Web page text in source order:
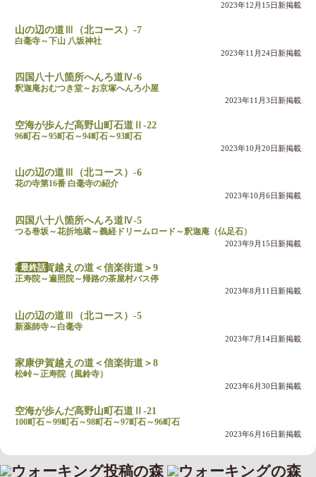
2023年12月15日新掲載
山の辺の道Ⅲ（北コース）-7
白毫寺～下山 八坂神社
2023年11月24日新掲載
四国八十八箇所へんろ道Ⅳ-6
釈迦庵おむつき堂～お京塚へんろ小屋
2023年11月3日新掲載
空海が歩んだ高野山町石道Ⅱ-22
96町石～95町石～94町石～93町石
2023年10月20日新掲載
山の辺の道Ⅲ（北コース）-6
花の寺第16番 白毫寺の紹介
2023年10月6日新掲載
四国八十八箇所へんろ道Ⅳ-5
つる巻坂～花折地蔵～義経ドリームロード～釈迦庵（仏足石）
2023年9月15日新掲載
最終話
家康伊賀越えの道＜信楽街道＞9
正寿院～遍照院～帰路の茶屋村バス停
2023年8月11日新掲載
山の辺の道Ⅲ（北コース）-5
新薬師寺～白毫寺
2023年7月14日新掲載
家康伊賀越えの道＜信楽街道＞8
松峠～正寿院（風鈴寺）
2023年6月30日新掲載
空海が歩んだ高野山町石道Ⅱ-21
100町石～99町石～98町石～97町石～96町石
2023年6月16日新掲載